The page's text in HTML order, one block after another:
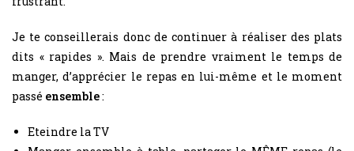
Je te conseillerais donc de continuer à réaliser des plats
dits « rapides ». Mais de prendre vraiment le temps de
manger, d’apprécier le repas en lui-même et le moment
passé ensemble:
Eteindre la TV